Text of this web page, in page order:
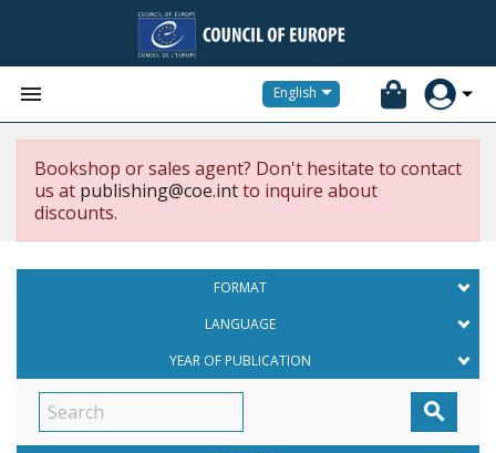
 English
Bookshop or sales agent? Don't hesitate to contact
us at publishing@coe.intto inquire about
discounts.
FORMAT
LANGUAGE
YEAR OF PUBLICATION
